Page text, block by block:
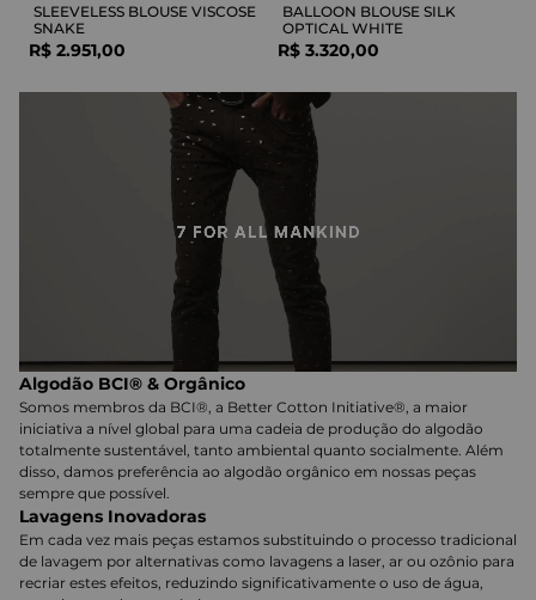
SLEEVELESS BLOUSE VISCOSE
SNAKE
R$ 2.951,00
BALLOON BLOUSE SILK
OPTICAL WHITE
R$ 3.320,00
Algodão BCI® & Orgânico
Somos membros da BCI®, a Better Cotton Initiative®, a maior
iniciativa a nível global para uma cadeia de produção do algodão
totalmente sustentável, tanto ambiental quanto socialmente. Além
disso, damos preferência ao algodão orgânico em nossas peças
sempre que possível.
Lavagens Inovadoras
Em cada vez mais peças estamos substituindo o processo tradicional
de lavagem por alternativas como lavagens a laser, ar ou ozônio para
recriar estes efeitos, reduzindo significativamente o uso de água,